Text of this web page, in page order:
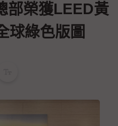
部榮獲LEED黃
球綠色版圖